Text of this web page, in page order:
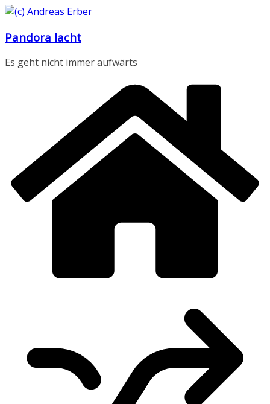
Zum
springen
Pandora lacht
Es geht nicht immer aufwärts